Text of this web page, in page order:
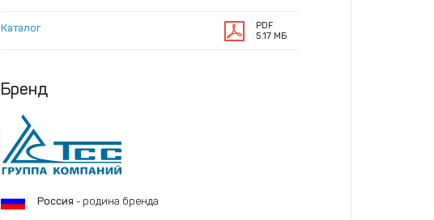
Каталог
PDF
5.17 МБ
Бренд
Россия - родина бренда